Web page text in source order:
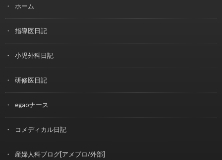
ホーム
指導医日記
小児外科日記
研修医日記
egaoナース
コメディカル日記
産婦人科ブログ[アメブロ/外部]